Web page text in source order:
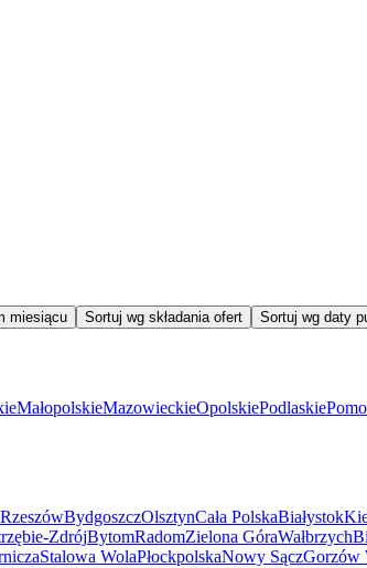
miesiącu Sortuj wg składania ofert Sortuj wg daty
MałopolskieMazowieckieOpolskiePodlaskie
RzeszówBydgoszczOlsztynCała PolskaBiałystok
ZdrójBytomRadomZielona GóraWałbrzych
Stalowa WolaPłockpolskaNowy SączGorzów